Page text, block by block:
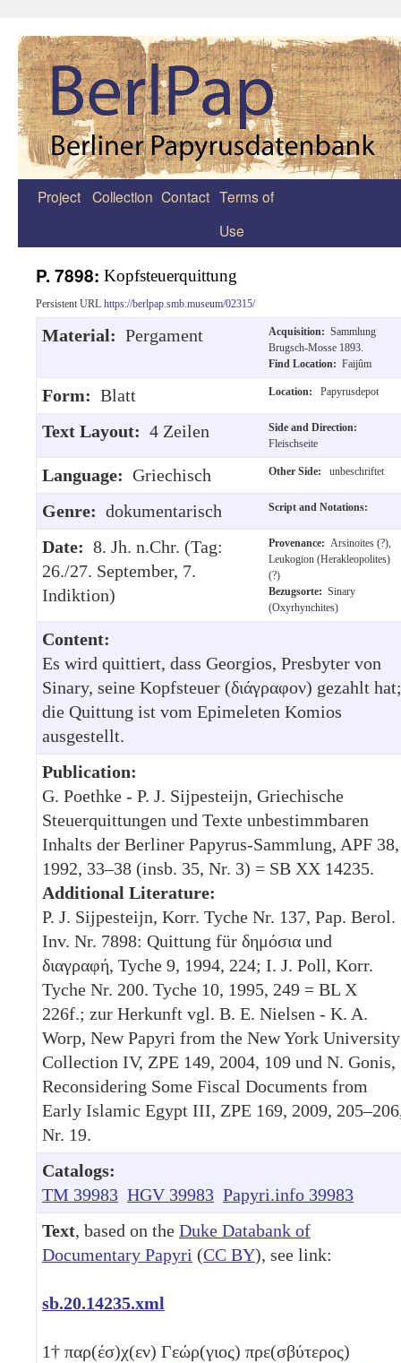
Zum
Project Collection Contact Terms of
Use
P. 7898: Kopfsteuerquittung
Persistent URL https://berlpap.smb.museum/02315/
Material: Pergament Acquisition: Sammlung
Brugsch-Mosse 1893.
Find Location: Faijûm
Form: Blatt Location: Papyrusdepot
Text Layout: 4 Zeilen
Side and Direction:
Fleischseite
Language: Griechisch Other Side: unbeschriftet
Genre: dokumentarisch Script and Notations:
Date: 8. Jh. n.Chr. (Tag:
26./27. September, 7.
Indiktion)
Provenance: Arsinoites (?),
Leukogion (Herakleopolites)
(?)
Bezugsorte: Sinary
(Oxyrhynchites)
Content:
Es wird quittiert, dass Georgios, Presbyter von
Sinary, seine Kopfsteuer (διάγραφον) gezahlt hat;
die Quittung ist vom Epimeleten Komios
ausgestellt.
Publication:
G. Poethke - P. J. Sijpesteijn, Griechische
Steuerquittungen und Texte unbestimmbaren
Inhalts der Berliner Papyrus-Sammlung, APF 38,
1992, 33–38 (insb. 35, Nr. 3) = SB XX 14235.
Additional Literature:
P. J. Sijpesteijn, Korr. Tyche Nr. 137, Pap. Berol.
Inv. Nr. 7898: Quittung für δημόσια und
διαγραφή, Tyche 9, 1994, 224; I. J. Poll, Korr.
Tyche Nr. 200. Tyche 10, 1995, 249 = BL X
226f.; zur Herkunft vgl. B. E. Nielsen - K. A.
Worp, New Papyri from the New York University
Collection IV, ZPE 149, 2004, 109 und N. Gonis,
Reconsidering Some Fiscal Documents from
Early Islamic Egypt III, ZPE 169, 2009,
Nr. 19.
Catalogs:
TM 39983 HGV 39983 Papyri.info 39983
Text, based on the Duke Databank of
Documentary Papyri (CC BY), see link:
sb.20.14235.xml
1† παρ(έσ)χ(εν) Γεώρ(γιος) πρε(σβύτερος)